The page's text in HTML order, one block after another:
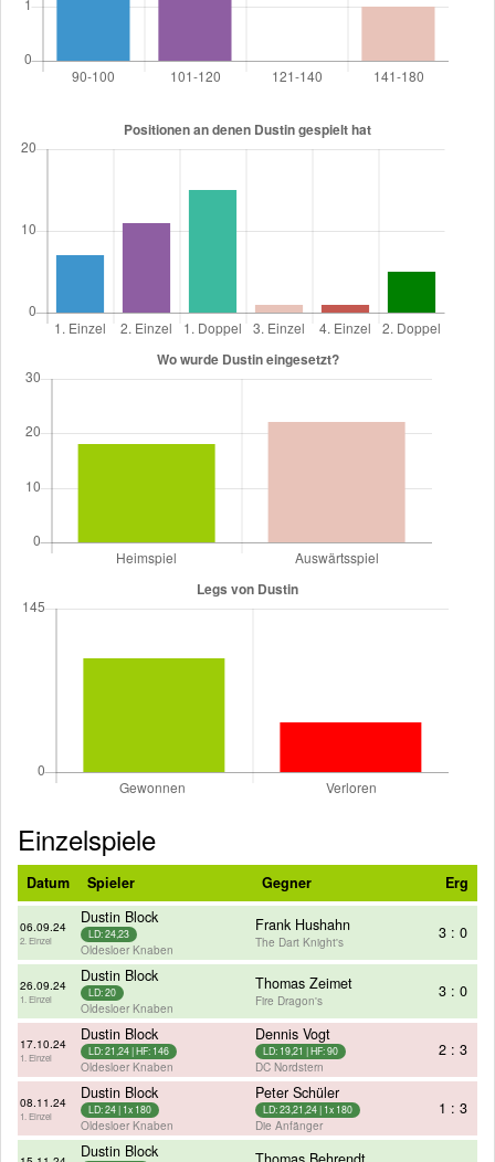
Einzelspiele
Datum Spieler Gegner Erg
06.09.24
2. Einzel
Dustin Block
LD: 24,23
Oldesloer Knaben
Frank Hushahn
The Dart Knight's 3 : 0
26.09.24
1. Einzel
Dustin Block
LD: 20
Oldesloer Knaben
Thomas Zeimet
Fire Dragon's 3 : 0
17.10.24
1. Einzel
Dustin Block
LD: 21,24 | HF: 146
Oldesloer Knaben
Dennis Vogt
LD: 19,21 | HF: 90
DC Nordstern
2 : 3
08.11.24
1. Einzel
Dustin Block
LD: 24 | 1x 180
Oldesloer Knaben
Peter Schüler
LD: 23,21,24 | 1x 180
Die Anfänger
1 : 3
Dustin Block